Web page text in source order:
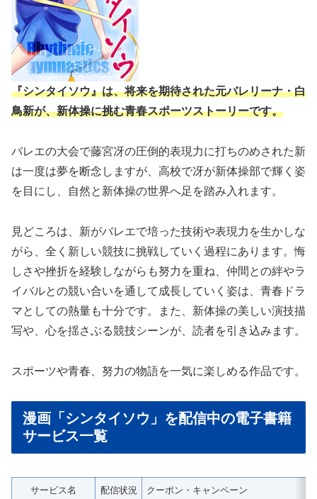
『シンタイソウ』は、将来を期待された元バレリーナ・白
鳥新が、新体操に挑む青春スポーツストーリーです。
バレエの大会で藤宮冴の圧倒的表現力に打ちのめされた新
は一度は夢を断念しますが、高校で冴が新体操部で輝く姿
を目にし、自然と新体操の世界へ足を踏み入れます。
見どころは、新がバレエで培った技術や表現力を生かしな
がら、全く新しい競技に挑戦していく過程にあります。悔
しさや挫折を経験しながらも努力を重ね、仲間との絆やラ
イバルとの競い合いを通して成長していく姿は、青春ドラ
マとしての熱量も十分です。また、新体操の美しい演技描
写や、心を揺さぶる競技シーンが、読者を引き込みます。
スポーツや青春、努力の物語を一気に楽しめる作品です。
漫画「シンタイソウ」を配信中の電子書籍
サービス一覧
サービス名 配信状況 クーポン・キャンペーン